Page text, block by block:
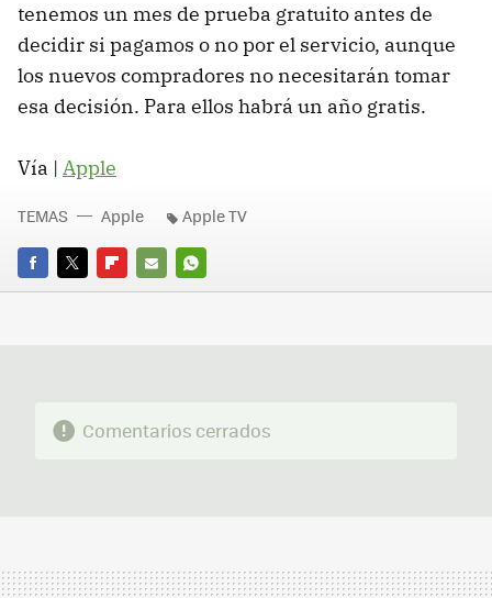
tenemos un mes de prueba gratuito antes de
decidir si pagamos o no por el servicio, aunque
los nuevos compradores no necesitarán tomar
esa decisión. Para ellos habrá un año gratis.
Vía | Apple
FACEBOOK
TWITTERFLIPBOARD
E-
WHATSAPP
TEMAS Apple Apple TV
Comentarios cerrados